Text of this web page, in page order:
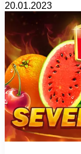
20.01.2023